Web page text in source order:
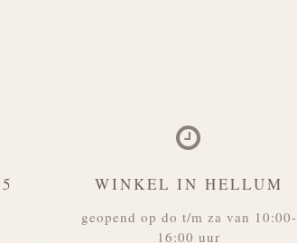
WINKEL IN HELLUM
geopend op do t/m za van 10:00-
16:00 uur